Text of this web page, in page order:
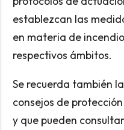
establezcan las
en materia de
respectivos ámbitos.
Se recuerda también
consejos de
y que pueden